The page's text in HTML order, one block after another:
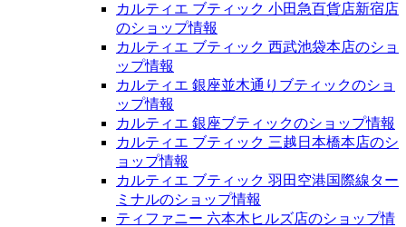
カルティエ ブティック 小田急百貨店新宿店
のショップ情報
カルティエ ブティック 西武池袋本店のショ
ップ情報
カルティエ 銀座並木通りブティックのショ
ップ情報
カルティエ 銀座ブティックのショップ情報
カルティエ ブティック 三越日本橋本店のシ
ョップ情報
カルティエ ブティック 羽田空港国際線ター
ミナルのショップ情報
ティファニー 六本木ヒルズ店のショップ情